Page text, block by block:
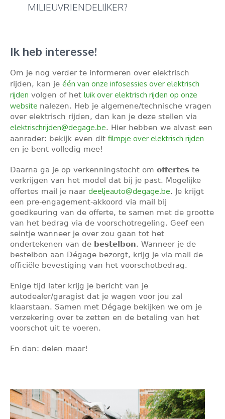
MILIEUVRIENDELIJKER?
Ik heb interesse!
Om je nog verder te informeren over elektrisch
rijden, kan jeéén van onze infosessies over elektrisch
rijden volgen of hetluik over elektrisch rijden op onze
website nalezen. Heb je algemene/technische vragen
over elektrisch rijden, dan kan je deze stellen via
elektrischrijden@degage.be. Hier hebben we alvast een
aanrader: bekijk even ditfilmpje over elektrisch rijden
en je bent volledig mee!
Daarna ga je op verkenningstocht omoffertes te
verkrijgen van het model dat bij je past. Mogelijke
offertes mail je naardeeljeauto@degage.be. Je krijgt
een pre-engagement-akkoord via mail bij
goedkeuring van de offerte, te samen met de grootte
van het bedrag via de voorschotregeling. Geef een
seintje wanneer je over zou gaan tot het
ondertekenen van de bestelbon. Wanneer je de
bestelbon aan Dégage bezorgt, krijg je via mail de
officiële bevestiging van het voorschotbedrag.
Enige tijd later krijg je bericht van je
autodealer/garagist dat je wagen voor jou zal
klaarstaan. Samen met Dégage bekijken we om je
verzekering over te zetten en de betaling van het
voorschot uit te voeren.
En dan: delen maar!